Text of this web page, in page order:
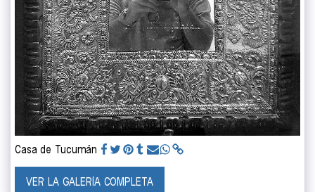
Casa de Tucumán
VER LA GALERÍA COMPLETA